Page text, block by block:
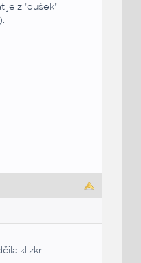
je z "oušek"
kl.zkr.